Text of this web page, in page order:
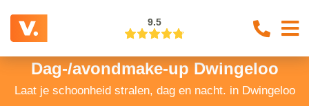
9.5
Dag-/avondmake-up Dwingeloo
Laat je schoonheid stralen, dag en nacht. in Dwingeloo